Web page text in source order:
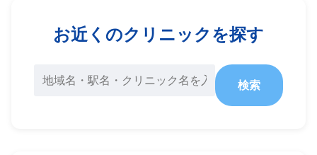
お近くのクリニックを探す
検索